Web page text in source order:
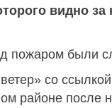
видно за
пожаром были
со
районе после